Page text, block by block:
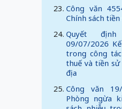
Công văn
Chính sách tiền
Quyết định
09/07/2026
trong công
thuế và tiền
địa
Công văn
Phòng ngừa